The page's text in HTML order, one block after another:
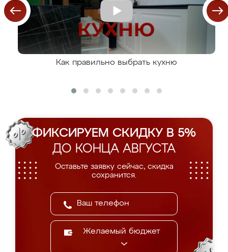
Как правильно выбрать кухню
ФИКСИРУЕМ СКИДКУ В 5%
ДО КОНЦА АВГУСТА
Оставьте заявку сейчас, скидка
сохранится.
Желаемый бюджет